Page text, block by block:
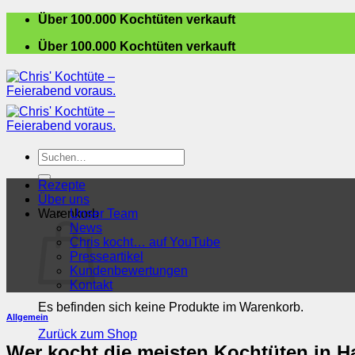
Zum
springen
Über 100.000 Kochtüten verkauft
Über 100.000 Kochtüten verkauft
Suchen
nach:
Warenkorb
Es befinden sich keine Produkte im Warenkorb.
Zurück zum Shop
Rezepte
Über uns
Unser Team
News
Chris kocht… auf YouTube
Presseartikel
Kundenbewertungen
Kontakt
Allgemein